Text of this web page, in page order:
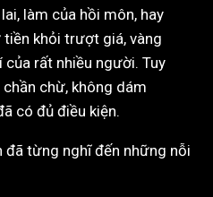
làm của hồi môn, hay
khỏi trượt giá, vàng
rất nhiều người. Tuy
chừ, không dám
có đủ điều kiện.
đã từng nghĩ đến những nỗi